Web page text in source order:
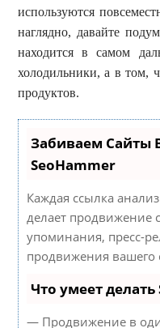
используются
наглядно, давайте
находится в самом
холодильники, а в том,
продуктов.
Забиваем Сайты
SeoHammer
Каждая ссылка
делает продвижение
упоминания, пресс-
продвижения вашего
Что умеет
— Продвижение в